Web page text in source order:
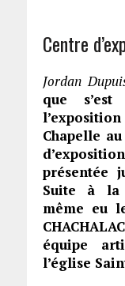
Centre
Jordan
que
Chapelle
présentée
Suite à la
même eu
équipe
l’église